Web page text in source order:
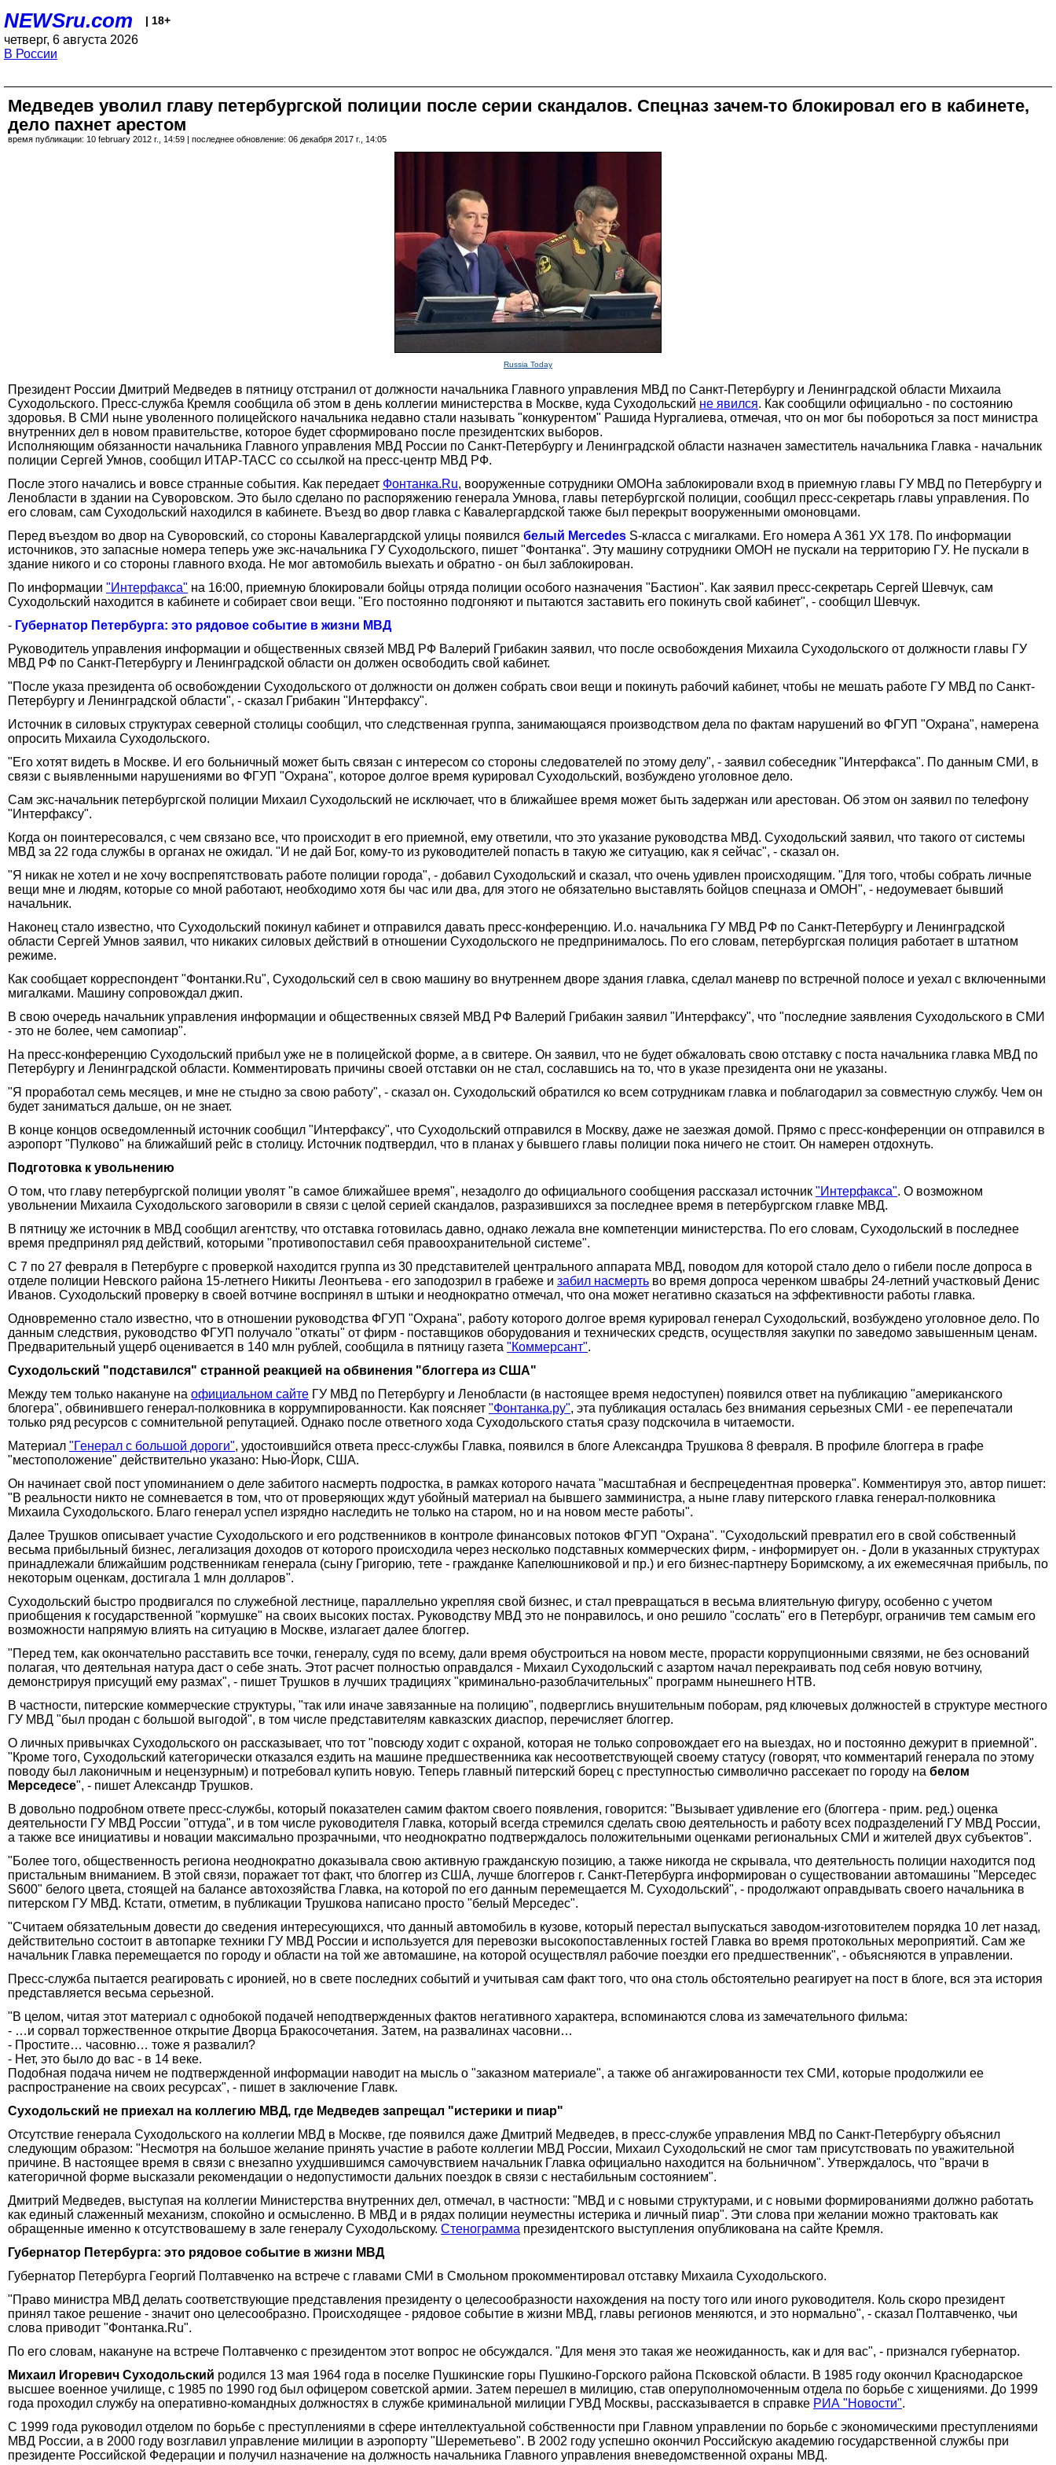
NEWSru.com | 18+
четверг, 6 августа 2026
В России
Медведев уволил главу петербургской полиции после серии скандалов. Спецназ зачем-то блокировал его в кабинете,
дело пахнет арестом
время публикации: 10 february 2012 г., 14:59 | последнее обновление: 06 декабря 2017 г., 14:05
Russia Today
Президент России Дмитрий Медведев в пятницу отстранил от должности начальника Главного управления МВД по Санкт-Петербургу и Ленинградской области Михаила
Суходольского. Пресс-служба Кремля сообщила об этом в день коллегии министерства в Москве, куда Суходольский не явился. Как сообщили официально - по состоянию
здоровья. В СМИ ныне уволенного полицейского начальника недавно стали называть "конкурентом" Рашида Нургалиева, отмечая, что он мог бы побороться за пост министра
внутренних дел в новом правительстве, которое будет сформировано после президентских выборов.
Исполняющим обязанности начальника Главного управления МВД России по Санкт-Петербургу и Ленинградской области назначен заместитель начальника Главка - начальник
полиции Сергей Умнов, сообщил ИТАР-ТАСС со ссылкой на пресс-центр МВД РФ.
После этого начались и вовсе странные события. Как передает Фонтанка.Ru, вооруженные сотрудники ОМОНа заблокировали вход в приемную главы ГУ МВД по Петербургу и
Ленобласти в здании на Суворовском. Это было сделано по распоряжению генерала Умнова, главы петербургской полиции, сообщил пресс-секретарь главы управления. По
его словам, сам Суходольский находился в кабинете. Въезд во двор главка с Кавалергардской также был перекрыт вооруженными омоновцами.
Перед въездом во двор на Суворовский, со стороны Кавалергардской улицы появился белый Mercedes S-класса с мигалками. Его номера A 361 УХ 178. По информации
источников, это запасные номера теперь уже экс-начальника ГУ Суходольского, пишет "Фонтанка". Эту машину сотрудники ОМОН не пускали на территорию ГУ. Не пускали в
здание никого и со стороны главного входа. Не мог автомобиль выехать и обратно - он был заблокирован.
По информации "Интерфакса" на 16:00, приемную блокировали бойцы отряда полиции особого назначения "Бастион". Как заявил пресс-секретарь Сергей Шевчук, сам
Суходольский находится в кабинете и собирает свои вещи. "Его постоянно подгоняют и пытаются заставить его покинуть свой кабинет", - сообщил Шевчук.
- Губернатор Петербурга: это рядовое событие в жизни МВД
Руководитель управления информации и общественных связей МВД РФ Валерий Грибакин заявил, что после освобождения Михаила Суходольского от должности главы ГУ
МВД РФ по Санкт-Петербургу и Ленинградской области он должен освободить свой кабинет.
"После указа президента об освобождении Суходольского от должности он должен собрать свои вещи и покинуть рабочий кабинет, чтобы не мешать работе ГУ МВД по Санкт-
Петербургу и Ленинградской области", - сказал Грибакин "Интерфаксу".
Источник в силовых структурах северной столицы сообщил, что следственная группа, занимающаяся производством дела по фактам нарушений во ФГУП "Охрана", намерена
опросить Михаила Суходольского.
"Его хотят видеть в Москве. И его больничный может быть связан с интересом со стороны следователей по этому делу", - заявил собеседник "Интерфакса". По данным СМИ, в
связи с выявленными нарушениями во ФГУП "Охрана", которое долгое время курировал Суходольский, возбуждено уголовное дело.
Сам экс-начальник петербургской полиции Михаил Суходольский не исключает, что в ближайшее время может быть задержан или арестован. Об этом он заявил по телефону
"Интерфаксу".
Когда он поинтересовался, с чем связано все, что происходит в его приемной, ему ответили, что это указание руководства МВД. Суходольский заявил, что такого от системы
МВД за 22 года службы в органах не ожидал. "И не дай Бог, кому-то из руководителей попасть в такую же ситуацию, как я сейчас", - сказал он.
"Я никак не хотел и не хочу воспрепятствовать работе полиции города", - добавил Суходольский и сказал, что очень удивлен происходящим. "Для того, чтобы собрать личные
вещи мне и людям, которые со мной работают, необходимо хотя бы час или два, для этого не обязательно выставлять бойцов спецназа и ОМОН", - недоумевает бывший
начальник.
Наконец стало известно, что Суходольский покинул кабинет и отправился давать пресс-конференцию. И.о. начальника ГУ МВД РФ по Санкт-Петербургу и Ленинградской
области Сергей Умнов заявил, что никаких силовых действий в отношении Суходольского не предпринималось. По его словам, петербургская полиция работает в штатном
режиме.
Как сообщает корреспондент "Фонтанки.Ru", Суходольский сел в свою машину во внутреннем дворе здания главка, сделал маневр по встречной полосе и уехал с включенными
мигалками. Машину сопровождал джип.
В свою очередь начальник управления информации и общественных связей МВД РФ Валерий Грибакин заявил "Интерфаксу", что "последние заявления Суходольского в СМИ
- это не более, чем самопиар".
На пресс-конференцию Суходольский прибыл уже не в полицейской форме, а в свитере. Он заявил, что не будет обжаловать свою отставку с поста начальника главка МВД по
Петербургу и Ленинградской области. Комментировать причины своей отставки он не стал, сославшись на то, что в указе президента они не указаны.
"Я проработал семь месяцев, и мне не стыдно за свою работу", - сказал он. Суходольский обратился ко всем сотрудникам главка и поблагодарил за совместную службу. Чем он
будет заниматься дальше, он не знает.
В конце концов осведомленный источник сообщил "Интерфаксу", что Суходольский отправился в Москву, даже не заезжая домой. Прямо с пресс-конференции он отправился в
аэропорт "Пулково" на ближайший рейс в столицу. Источник подтвердил, что в планах у бывшего главы полиции пока ничего не стоит. Он намерен отдохнуть.
Подготовка к увольнению
О том, что главу петербургской полиции уволят "в самое ближайшее время", незадолго до официального сообщения рассказал источник "Интерфакса". О возможном
увольнении Михаила Суходольского заговорили в связи с целой серией скандалов, разразившихся за последнее время в петербургском главке МВД.
В пятницу же источник в МВД сообщил агентству, что отставка готовилась давно, однако лежала вне компетенции министерства. По его словам, Суходольский в последнее
время предпринял ряд действий, которыми "противопоставил себя правоохранительной системе".
С 7 по 27 февраля в Петербурге с проверкой находится группа из 30 представителей центрального аппарата МВД, поводом для которой стало дело о гибели после допроса в
отделе полиции Невского района 15-летнего Никиты Леонтьева - его заподозрил в грабеже и забил насмерть во время допроса черенком швабры 24-летний участковый Денис
Иванов. Суходольский проверку в своей вотчине воспринял в штыки и неоднократно отмечал, что она может негативно сказаться на эффективности работы главка.
Одновременно стало известно, что в отношении руководства ФГУП "Охрана", работу которого долгое время курировал генерал Суходольский, возбуждено уголовное дело. По
данным следствия, руководство ФГУП получало "откаты" от фирм - поставщиков оборудования и технических средств, осуществляя закупки по заведомо завышенным ценам.
Предварительный ущерб оценивается в 140 млн рублей, сообщила в пятницу газета "Коммерсант".
Суходольский "подставился" странной реакцией на обвинения "блоггера из США"
Между тем только накануне на официальном сайте ГУ МВД по Петербургу и Ленобласти (в настоящее время недоступен) появился ответ на публикацию "американского
блогера", обвинившего генерал-полковника в коррумпированности. Как поясняет "Фонтанка.ру", эта публикация осталась без внимания серьезных СМИ - ее перепечатали
только ряд ресурсов с сомнительной репутацией. Однако после ответного хода Суходольского статья сразу подскочила в читаемости.
Материал "Генерал с большой дороги", удостоившийся ответа пресс-службы Главка, появился в блоге Александра Трушкова 8 февраля. В профиле блоггера в графе
"местоположение" действительно указано: Нью-Йорк, США.
Он начинает свой пост упоминанием о деле забитого насмерть подростка, в рамках которого начата "масштабная и беспрецедентная проверка". Комментируя это, автор пишет:
"В реальности никто не сомневается в том, что от проверяющих ждут убойный материал на бывшего замминистра, а ныне главу питерского главка генерал-полковника
Михаила Суходольского. Благо генерал успел изрядно наследить не только на старом, но и на новом месте работы".
Далее Трушков описывает участие Суходольского и его родственников в контроле финансовых потоков ФГУП "Охрана". "Суходольский превратил его в свой собственный
весьма прибыльный бизнес, легализация доходов от которого происходила через несколько подставных коммерческих фирм, - информирует он. - Доли в указанных структурах
принадлежали ближайшим родственникам генерала (сыну Григорию, тете - гражданке Капелюшниковой и пр.) и его бизнес-партнеру Боримскому, а их ежемесячная прибыль, по
некоторым оценкам, достигала 1 млн долларов".
Суходольский быстро продвигался по служебной лестнице, параллельно укрепляя свой бизнес, и стал превращаться в весьма влиятельную фигуру, особенно с учетом
приобщения к государственной "кормушке" на своих высоких постах. Руководству МВД это не понравилось, и оно решило "сослать" его в Петербург, ограничив тем самым его
возможности напрямую влиять на ситуацию в Москве, излагает далее блоггер.
"Перед тем, как окончательно расставить все точки, генералу, судя по всему, дали время обустроиться на новом месте, прорасти коррупционными связями, не без оснований
полагая, что деятельная натура даст о себе знать. Этот расчет полностью оправдался - Михаил Суходольский с азартом начал перекраивать под себя новую вотчину,
демонстрируя присущий ему размах", - пишет Трушков в лучших традициях "криминально-разоблачительных" программ нынешнего НТВ.
В частности, питерские коммерческие структуры, "так или иначе завязанные на полицию", подверглись внушительным поборам, ряд ключевых должностей в структуре местного
ГУ МВД "был продан с большой выгодой", в том числе представителям кавказских диаспор, перечисляет блоггер.
О личных привычках Суходольского он рассказывает, что тот "повсюду ходит с охраной, которая не только сопровождает его на выездах, но и постоянно дежурит в приемной".
"Кроме того, Суходольский категорически отказался ездить на машине предшественника как несоответствующей своему статусу (говорят, что комментарий генерала по этому
поводу был лаконичным и нецензурным) и потребовал купить новую. Теперь главный питерский борец с преступностью символично рассекает по городу на белом
Мерседесе", - пишет Александр Трушков.
В довольно подробном ответе пресс-службы, который показателен самим фактом своего появления, говорится: "Вызывает удивление его (блоггера - прим. ред.) оценка
деятельности ГУ МВД России "оттуда", и в том числе руководителя Главка, который всегда стремился сделать свою деятельность и работу всех подразделений ГУ МВД России,
а также все инициативы и новации максимально прозрачными, что неоднократно подтверждалось положительными оценками региональных СМИ и жителей двух субъектов".
"Более того, общественность региона неоднократно доказывала свою активную гражданскую позицию, а также никогда не скрывала, что деятельность полиции находится под
пристальным вниманием. В этой связи, поражает тот факт, что блоггер из США, лучше блоггеров г. Санкт-Петербурга информирован о существовании автомашины "Мерседес
S600" белого цвета, стоящей на балансе автохозяйства Главка, на которой по его данным перемещается М. Суходольский", - продолжают оправдывать своего начальника в
питерском ГУ МВД. Кстати, отметим, в публикации Трушкова написано просто "белый Мерседес".
"Считаем обязательным довести до сведения интересующихся, что данный автомобиль в кузове, который перестал выпускаться заводом-изготовителем порядка 10 лет назад,
действительно состоит в автопарке техники ГУ МВД России и используется для перевозки высокопоставленных гостей Главка во время протокольных мероприятий. Сам же
начальник Главка перемещается по городу и области на той же автомашине, на которой осуществлял рабочие поездки его предшественник", - объясняются в управлении.
Пресс-служба пытается реагировать с иронией, но в свете последних событий и учитывая сам факт того, что она столь обстоятельно реагирует на пост в блоге, вся эта история
представляется весьма серьезной.
"В целом, читая этот материал с однобокой подачей неподтвержденных фактов негативного характера, вспоминаются слова из замечательного фильма:
- …и сорвал торжественное открытие Дворца Бракосочетания. Затем, на развалинах часовни…
- Простите… часовню… тоже я развалил?
- Нет, это было до вас - в 14 веке.
Подобная подача ничем не подтвержденной информации наводит на мысль о "заказном материале", а также об ангажированности тех СМИ, которые продолжили ее
распространение на своих ресурсах", - пишет в заключение Главк.
Суходольский не приехал на коллегию МВД, где Медведев запрещал "истерики и пиар"
Отсутствие генерала Суходольского на коллегии МВД в Москве, где появился даже Дмитрий Медведев, в пресс-службе управления МВД по Санкт-Петербургу объяснил
следующим образом: "Несмотря на большое желание принять участие в работе коллегии МВД России, Михаил Суходольский не смог там присутствовать по уважительной
причине. В настоящее время в связи с внезапно ухудшившимся самочувствием начальник Главка официально находится на больничном". Утверждалось, что "врачи в
категоричной форме высказали рекомендации о недопустимости дальних поездок в связи с нестабильным состоянием".
Дмитрий Медведев, выступая на коллегии Министерства внутренних дел, отмечал, в частности: "МВД и с новыми структурами, и с новыми формированиями должно работать
как единый слаженный механизм, спокойно и осмысленно. В МВД и в рядах полиции неуместны истерика и личный пиар". Эти слова при желании можно трактовать как
обращенные именно к отсутствовашему в зале генералу Суходольскому. Стенограмма президентского выступления опубликована на сайте Кремля.
Губернатор Петербурга: это рядовое событие в жизни МВД
Губернатор Петербурга Георгий Полтавченко на встрече с главами СМИ в Смольном прокомментировал отставку Михаила Суходольского.
"Право министра МВД делать соответствующие представления президенту о целесообразности нахождения на посту того или иного руководителя. Коль скоро президент
принял такое решение - значит оно целесообразно. Происходящее - рядовое событие в жизни МВД, главы регионов меняются, и это нормально", - сказал Полтавченко, чьи
слова приводит "Фонтанка.Ru".
По его словам, накануне на встрече Полтавченко с президентом этот вопрос не обсуждался. "Для меня это такая же неожиданность, как и для вас", - признался губернатор.
Михаил Игоревич Суходольский родился 13 мая 1964 года в поселке Пушкинские горы Пушкино-Горского района Псковской области. В 1985 году окончил Краснодарское
высшее военное училище, с 1985 по 1990 год был офицером советской армии. Затем перешел в милицию, став оперуполномоченным отдела по борьбе с хищениями. До 1999
года проходил службу на оперативно-командных должностях в службе криминальной милиции ГУВД Москвы, рассказывается в справке РИА "Новости".
С 1999 года руководил отделом по борьбе с преступлениями в сфере интеллектуальной собственности при Главном управлении по борьбе с экономическими преступлениями
МВД России, а в 2000 году возглавил управление милиции в аэропорту "Шереметьево". В 2002 году успешно окончил Российскую академию государственной службы при
президенте Российской Федерации и получил назначение на должность начальника Главного управления вневедомственной охраны МВД.